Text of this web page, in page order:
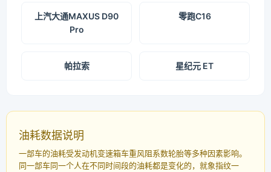
上汽大通MAXUS D90
Pro
零跑C16
帕拉索 星纪元 ET
油耗数据说明
一部车的油耗受发动机变速箱车重风阻系数轮胎等多种因素影响。
同一部车同一个人在不同时间段的油耗都是变化的，就象指纹一